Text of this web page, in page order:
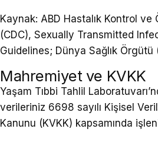
Kaynak: ABD Hastalık Kontrol ve
(CDC), Sexually Transmitted
Guidelines; Dünya Sağlık Örgütü
Mahremiyet ve KVKK
Yaşam Tıbbi Tahlil
verileriniz 6698 sayılı Kişisel
Kanunu (KVKK) kapsamında